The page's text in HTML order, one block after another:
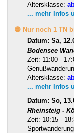
Altersklasse:
... mehr Infos
🟡 Nur noch 1 TN
Datum: Sa,
Bodensee
Zeit: 11:00 -
Altersklasse:
... mehr Infos
Datum: So,
Rheinsteig -
Zeit: 10:15 -